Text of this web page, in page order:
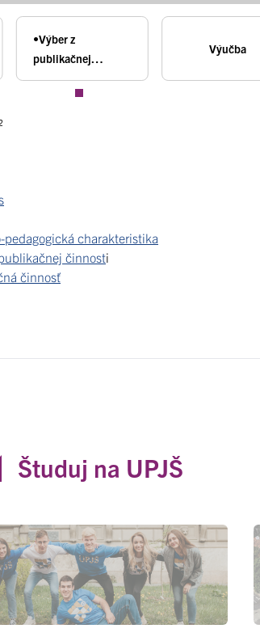
•Výber z
publikačnej
činnosti
Výučba
pedagogická charakteristika
činnosti
činnosť
Študuj na UPJŠ